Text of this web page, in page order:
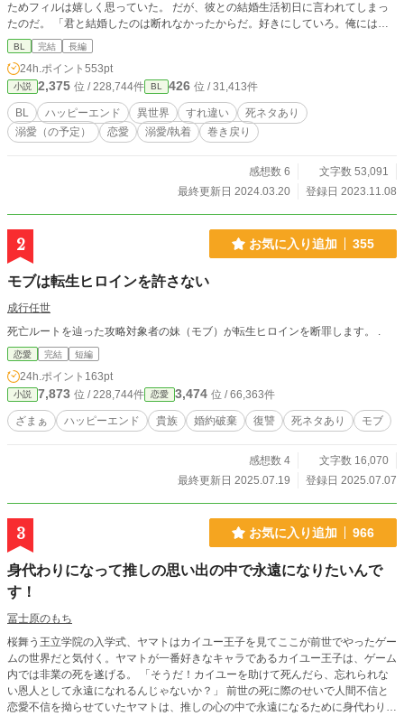
ためフィルは嬉しく思っていた。 だが、彼との結婚生活初日に言われてしまっ
たのだ。 「君と結婚したのは断れなかったからだ。好きにしていろ。俺には構
うな」 それでも彼から愛される日を夢見ていたが、最後には殺害されてしま
う。しかし、起きたら時間が巻き戻っていた！ すれ違いBLです。 初めて話を
書くので、至らない点もあるとは思いますがよろしくお願いします。 (誤字脱字
や話にズレがあってもまあ初心者だからなと温かい目で見ていただけると助かり
ます)
BL 完結 長編
24h.ポイント 553pt
小説 2,375 位 / 228,744件 BL 426 位 / 31,413件
BL ハッピーエンド 異世界 すれ違い
死ネタあり
溺愛（の予定）
恋愛 溺愛/執着 巻き戻り
感想数 6
文字数 53,091
最終更新日 2024.03.20
登録日 2023.11.08
2 お気に入り追加 355
モブは転生ヒロインを許さない
成行任世
死亡ルートを辿った攻略対象者の妹（モブ）が転生ヒロインを断罪します。 .
恋愛 完結 短編
24h.ポイント 163pt
小説 7,873 位 / 228,744件 恋愛 3,474 位 / 66,363件
ざまぁ ハッピーエンド 貴族 婚約破棄 復讐 死ネタあり モブ
感想数 4
文字数 16,070
最終更新日 2025.07.19
登録日 2025.07.07
3 お気に入り追加 966
身代わりになって推しの思い出の中で永遠になりたいんで
す！
冨士原のもち
桜舞う王立学院の入学式、ヤマトはカイユー王子を見てここが前世でやったゲー
ムの世界だと気付く。ヤマトが一番好きなキャラであるカイユー王子は、ゲーム
内では非業の死を遂げる。 「そうだ！カイユーを助けて死んだら、忘れられな
い恩人として永遠になれるんじゃないか？」 前世の死に際のせいで人間不信と
恋愛不信を拗らせていたヤマトは、推しの心の中で永遠になるために身代わりに